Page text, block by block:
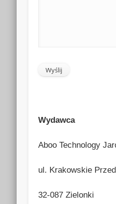
Wydawca
Aboo Technology
ul. Krakowskie
32-087 Zielonki